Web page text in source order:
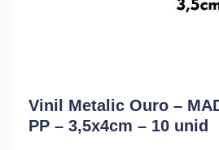
Vinil Metalic Ouro –
PP – 3,5x4cm – 10 unid